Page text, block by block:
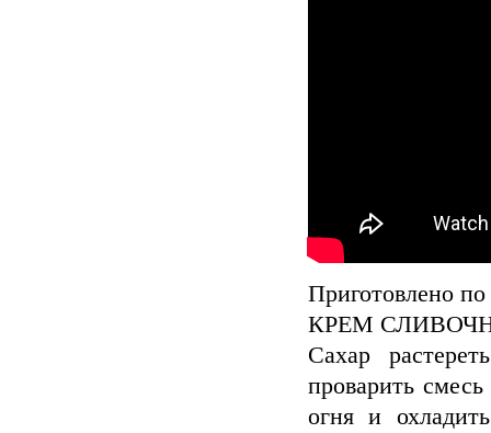
Приготовлено
КРЕМ
Сахар
проварить
огня и